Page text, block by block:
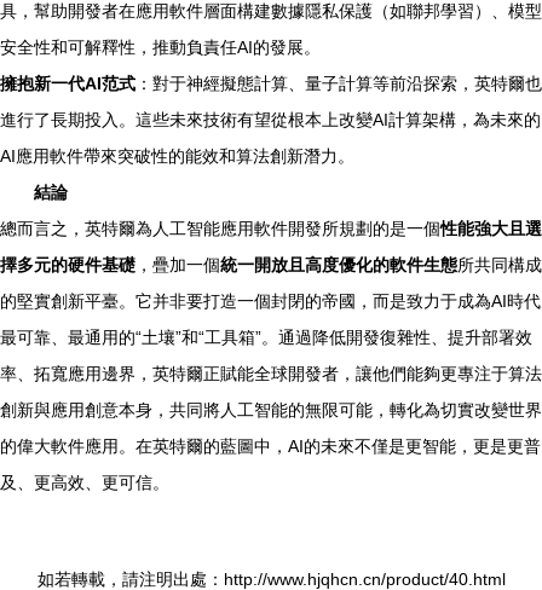
具，幫助開發者在應用軟件層面構建數據隱私保護（如聯邦學習）、模型
安全性和可解釋性，推動負責任AI的發展。
擁抱新一代AI范式 ：對于神經擬態計算、量子計算等前沿探索，英特爾也
進行了長期投入。這些未來技術有望從根本上改變AI計算架構，為未來的
AI應用軟件帶來突破性的能效和算法創新潛力。
結論
總而言之，英特爾為人工智能應用軟件開發所規劃的是一個性能強大且選
擇多元的硬件基礎 ，疊加一個統一開放且高度優化的軟件生態所共同構成
的堅實創新平臺。它并非要打造一個封閉的帝國，而是致力于成為AI時代
最可靠、最通用的“土壤”和“工具箱”。通過降低開發復雜性、提升部署效
率、拓寬應用邊界，英特爾正賦能全球開發者，讓他們能夠更專注于算法
創新與應用創意本身，共同將人工智能的無限可能，轉化為切實改變世界
的偉大軟件應用。在英特爾的藍圖中，AI的未來不僅是更智能，更是更普
及、更高效、更可信。
如若轉載，請注明出處：http://www.hjqhcn.cn/product/40.html